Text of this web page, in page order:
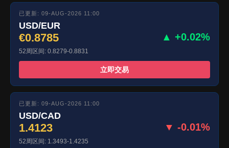
已更新: 09-AUG-2026 11:00
USD/EUR
€0.8785 ▲ +0.02%
52周区间: 0.8279-0.8831
立即交易
已更新: 09-AUG-2026 11:00
USD/CAD
1.4123 ▼ -0.01%
52周区间: 1.3493-1.4235